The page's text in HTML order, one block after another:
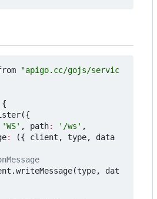
"apigo.cc/gojs/servic
{
({
'WS' , path: '/ws' ,
: ({ client , type,
data
.writeMessage(type,
dat